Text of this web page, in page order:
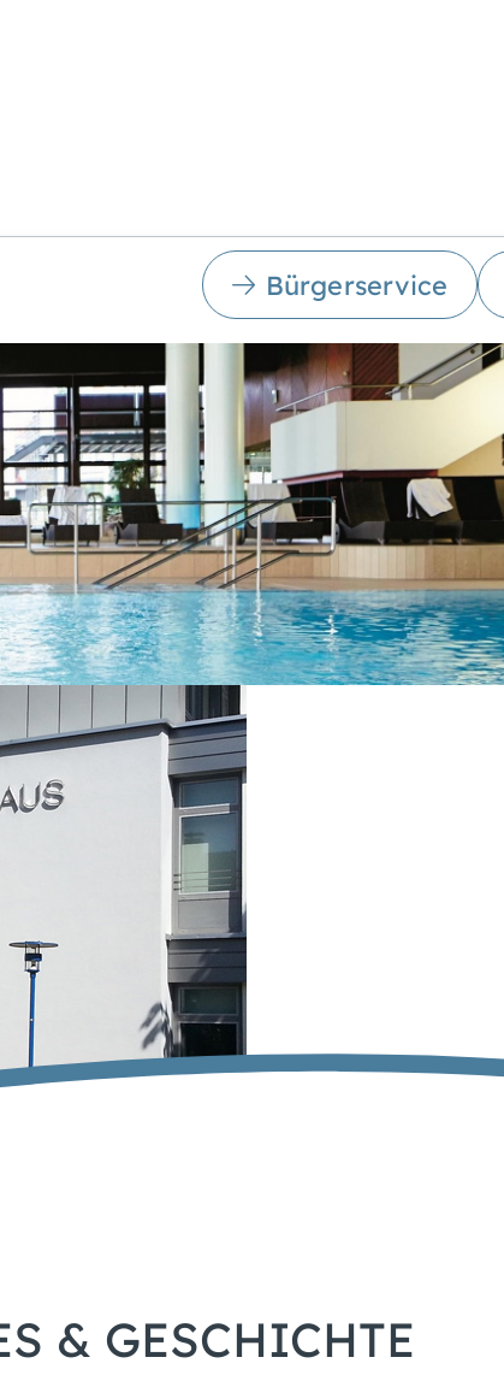
Bürgerservice
& GESCHICHTE